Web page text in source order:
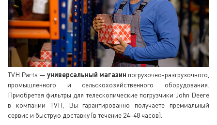
TVH Parts — универсальный магазин погрузочно-разгрузочного,
промышленного и сельскохозяйственного оборудования.
Приобретая фильтры для телескопические погрузчики John Deere
в компании TVH, Вы гарантированно получаете премиальный
сервис и быструю доставку (в течение 24–48 часов).